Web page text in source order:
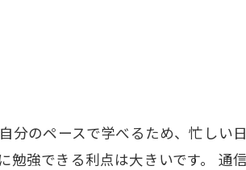
分のペースで学べるため、忙しい
勉強できる利点は大きいです。 通